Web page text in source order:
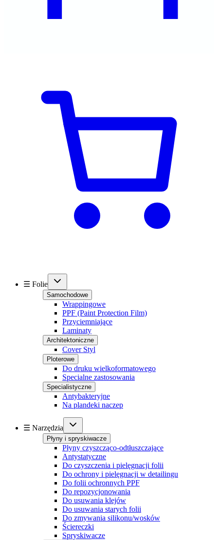
☰ Folie
Samochodowe
Wrappingowe
PPF (Paint Protection Film)
Przyciemniające
Laminaty
Architektoniczne
Cover Styl
Ploterowe
Do druku wielkoformatowego
Specialne zastosowania
Specialistyczne
Antybakteryjne
Na plandeki naczep
☰ Narzędzia
Płyny i spryskiwacze
Płyny czyszcząco-odtłuszczające
Antystatyczne
Do czyszczenia i pielęgnacji folii
Do ochrony i pielęgnacji w detailingu
Do folii ochronnych PPF
Do repozycjonowania
Do usuwania klejów
Do usuwania starych folii
Do zmywania silikonu/wosków
Ściereczki
Spryskiwacze